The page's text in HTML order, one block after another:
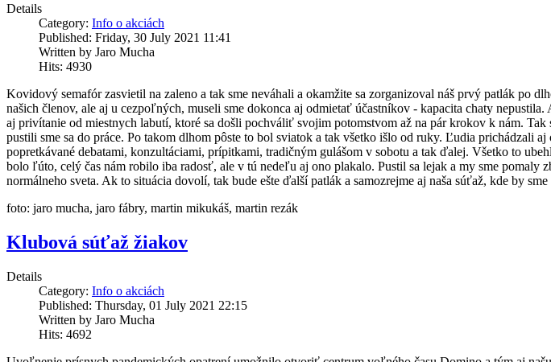
Details
Category: Info o akciách
Published: Friday, 30 July 2021 11:41
Written by Jaro Mucha
Hits: 4930
Kovidový semafór zasvietil na zaleno a tak sme neváhali a okamžite sa zorganizoval náš prvý patlák po
našich členov, ale aj u cezpoľných, museli sme dokonca aj odmietať účastníkov - kapacita chaty
aj privítanie od miestnych labutí, ktoré sa došli pochváliť svojim potomstvom až na pár krokov k nám. Tak
pustili sme sa do práce. Po takom dlhom pôste to bol sviatok a tak všetko išlo od ruky. Ľudia prichádzali
popretkávané debatami, konzultáciami, prípitkami, tradičným gulášom v sobotu a tak ďalej. Všetko to
bolo ľúto, celý čas nám robilo iba radosť, ale v tú nedeľu aj ono plakalo. Pustil sa lejak a my sme pomaly
normálneho sveta. Ak to situácia dovolí, tak bude ešte ďalší patlák a samozrejme aj naša súťaž, kde by
foto: jaro mucha, jaro fábry, martin mikukáš, martin rezák
Klubová súťaž žiakov
Details
Category: Info o akciách
Published: Thursday, 01 July 2021 22:15
Written by Jaro Mucha
Hits: 4692